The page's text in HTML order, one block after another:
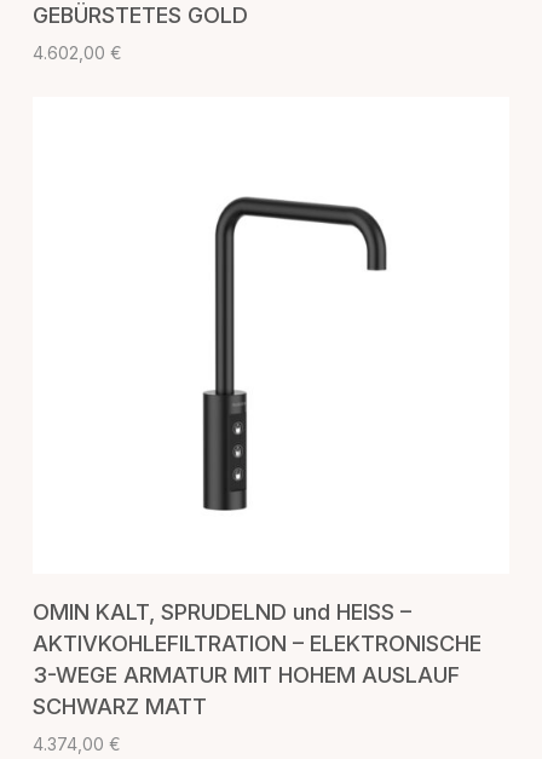
GEBÜRSTETES GOLD
4.602,00 €
OMIN KALT, SPRUDELND und HEISS –
AKTIVKOHLEFILTRATION – ELEKTRONISCHE
3-WEGE ARMATUR MIT HOHEM AUSLAUF
SCHWARZ MATT
4.374,00 €